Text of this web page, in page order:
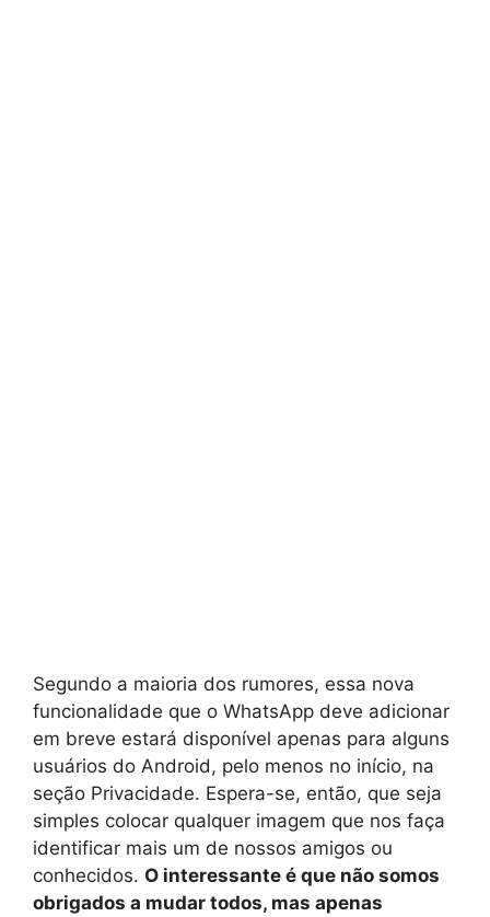
Segundo a maioria dos rumores, essa nova
funcionalidade que o WhatsApp deve adicionar
em breve estará disponível apenas para alguns
usuários do Android, pelo menos no início, na
seção Privacidade. Espera-se, então, que seja
simples colocar qualquer imagem que nos faça
identificar mais um de nossos amigos ou
conhecidos. O interessante é que não somos
obrigados a mudar todos, mas apenas